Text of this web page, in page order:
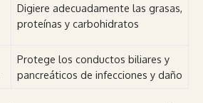
Digiere adecuadamente las grasas,
proteínas y carbohidratos
Protege los conductos biliares y
pancreáticos de infecciones y daño